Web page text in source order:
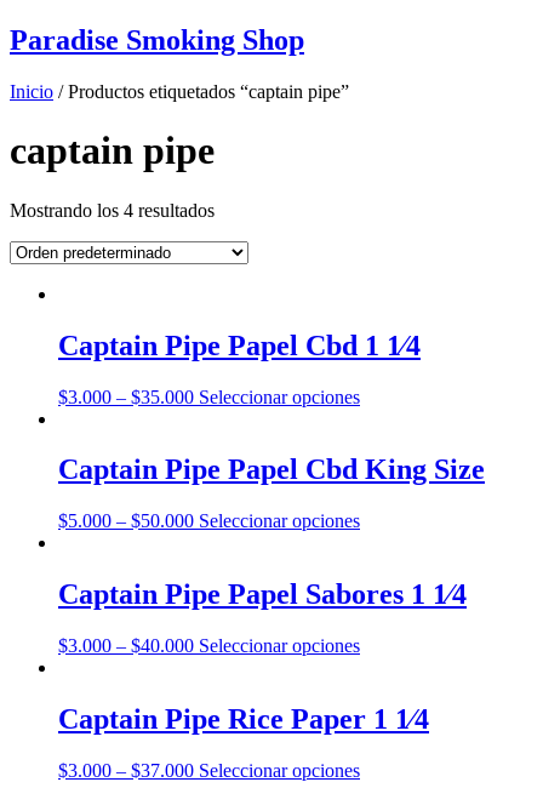
Paradise Smoking Shop
Inicio / Productos etiquetados “captain pipe”
captain pipe
Mostrando los 4 resultados
Captain Pipe Papel Cbd 1 1⁄4
$3.000 – $35.000 Seleccionar opcionesEste
múltiples
variantes.
opciones
elegir
en
página
Captain Pipe Papel Cbd King Size
$5.000 – $50.000 Seleccionar opcionesEste
múltiples
variantes.
opciones
elegir
en
página
Captain Pipe Papel Sabores 1 1⁄4
$3.000 – $40.000 Seleccionar opcionesEste
múltiples
variantes.
opciones
Captain Pipe Rice Paper 1 1⁄4
$3.000 – $37.000 Seleccionar opcionesEste